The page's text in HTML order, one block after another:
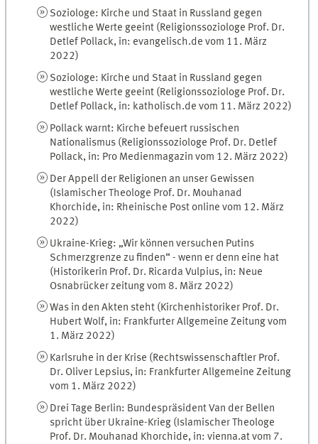
Soziologe: Kirche und Staat in Russland gegen
westliche Werte geeint (Religionssoziologe Prof. Dr.
Detlef Pollack, in: evangelisch.de vom 11. März
2022)
Soziologe: Kirche und Staat in Russland gegen
westliche Werte geeint (Religionssoziologe Prof. Dr.
Detlef Pollack, in: katholisch.de vom 11. März 2022)
Pollack warnt: Kirche befeuert russischen
Nationalismus (Religionssoziologe Prof. Dr. Detlef
Pollack, in: Pro Medienmagazin vom 12. März 2022)
Der Appell der Religionen an unser Gewissen
(Islamischer Theologe Prof. Dr. Mouhanad
Khorchide, in: Rheinische Post online vom 12. März
2022)
Ukraine-Krieg: „Wir können versuchen Putins
Schmerzgrenze zu finden“ - wenn er denn eine hat
(Historikerin Prof. Dr. Ricarda Vulpius, in: Neue
Osnabrücker zeitung vom 8. März 2022)
Was in den Akten steht (Kirchenhistoriker Prof. Dr.
Hubert Wolf, in: Frankfurter Allgemeine Zeitung vom
1. März 2022)
Karlsruhe in der Krise (Rechtswissenschaftler Prof.
Dr. Oliver Lepsius, in: Frankfurter Allgemeine Zeitung
vom 1. März 2022)
Drei Tage Berlin: Bundespräsident Van der Bellen
spricht über Ukraine-Krieg (Islamischer Theologe
Prof. Dr. Mouhanad Khorchide, in: vienna.at vom 7.